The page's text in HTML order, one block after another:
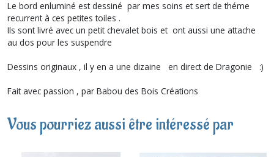
Le bord enluminé est dessiné par mes soins et sert de théme
recurrent à ces petites toiles .
Ils sont livré avec un petit chevalet bois et ont aussi une attache
au dos pour les suspendre
Dessins originaux , il y en a une dizaine en direct de Dragonie :)
Fait avec passion , par Babou des Bois Créations
Vous pourriez aussi être intéressé par